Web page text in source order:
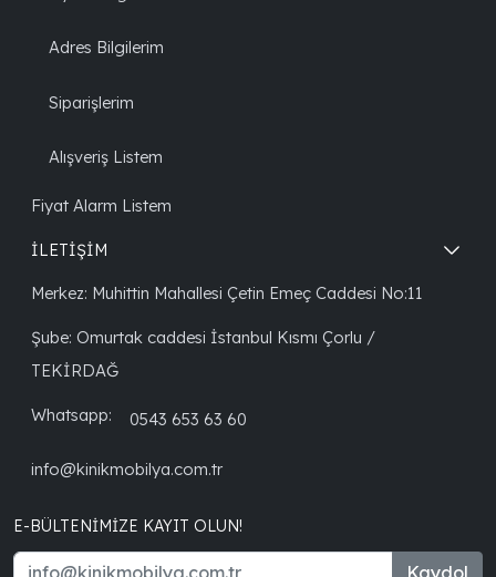
Adres Bilgilerim
Siparişlerim
Alışveriş Listem
Fiyat Alarm Listem
İLETİŞİM
Merkez: Muhittin Mahallesi Çetin Emeç Caddesi No:11
Şube: Omurtak caddesi İstanbul Kısmı Çorlu /
TEKİRDAĞ
Whatsapp: 0543 653 63 60
info@kinikmobilya.com.tr
E-BÜLTENIMIZE KAYIT OLUN!
Kaydol